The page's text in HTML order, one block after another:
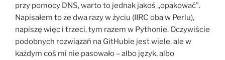
przy pomocy DNS, warto to jednak jakoś „opakować”.
Napisałem to ze dwa razy w życiu (IIRC oba w Perlu),
napiszę więc i trzeci, tym razem w Pythonie. Oczywiście
podobnych rozwiązań na GitHubie jest wiele, ale w
każdym coś mi nie pasowało – albo język, albo